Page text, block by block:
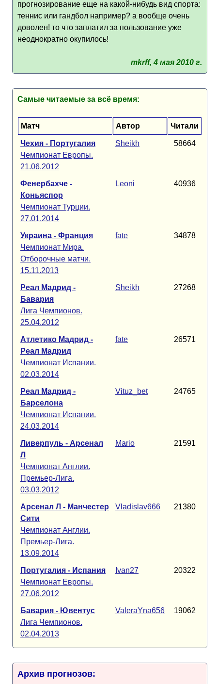
прогнозирование еще на какой-нибудь вид спорта:
теннис или гандбол например? а вообще очень
доволен! то что заплатил за пользование уже
неоднократно окупилось!
mkrff, 4 мая 2010 г.
Самые читаемые за всё время:
Матч Автор Читали
Чехия - Португалия
Чемпионат Европы.
21.06.2012
Sheikh 58664
Фенербахче -
Коньяспор
Чемпионат Турции.
27.01.2014
Leoni 40936
Украина - Франция
Чемпионат Мира.
Отборочные матчи.
15.11.2013
fate 34878
Реал Мадрид -
Бавария
Лига Чемпионов.
25.04.2012
Sheikh 27268
Атлетико Мадрид -
Реал Мадрид
Чемпионат Испании.
02.03.2014
fate 26571
Реал Мадрид -
Барселона
Чемпионат Испании.
24.03.2014
Vituz_bet 24765
Ливерпуль - Арсенал
Л
Чемпионат Англии.
Премьер-Лига.
03.03.2012
Mario 21591
Арсенал Л - Манчестер
Сити
Чемпионат Англии.
Премьер-Лига.
13.09.2014
Vladislav666 21380
Португалия - Испания
Чемпионат Европы.
27.06.2012
Ivan27 20322
Бавария - Ювентус
Лига Чемпионов.
02.04.2013
ValeraYna656 19062
Архив прогнозов: